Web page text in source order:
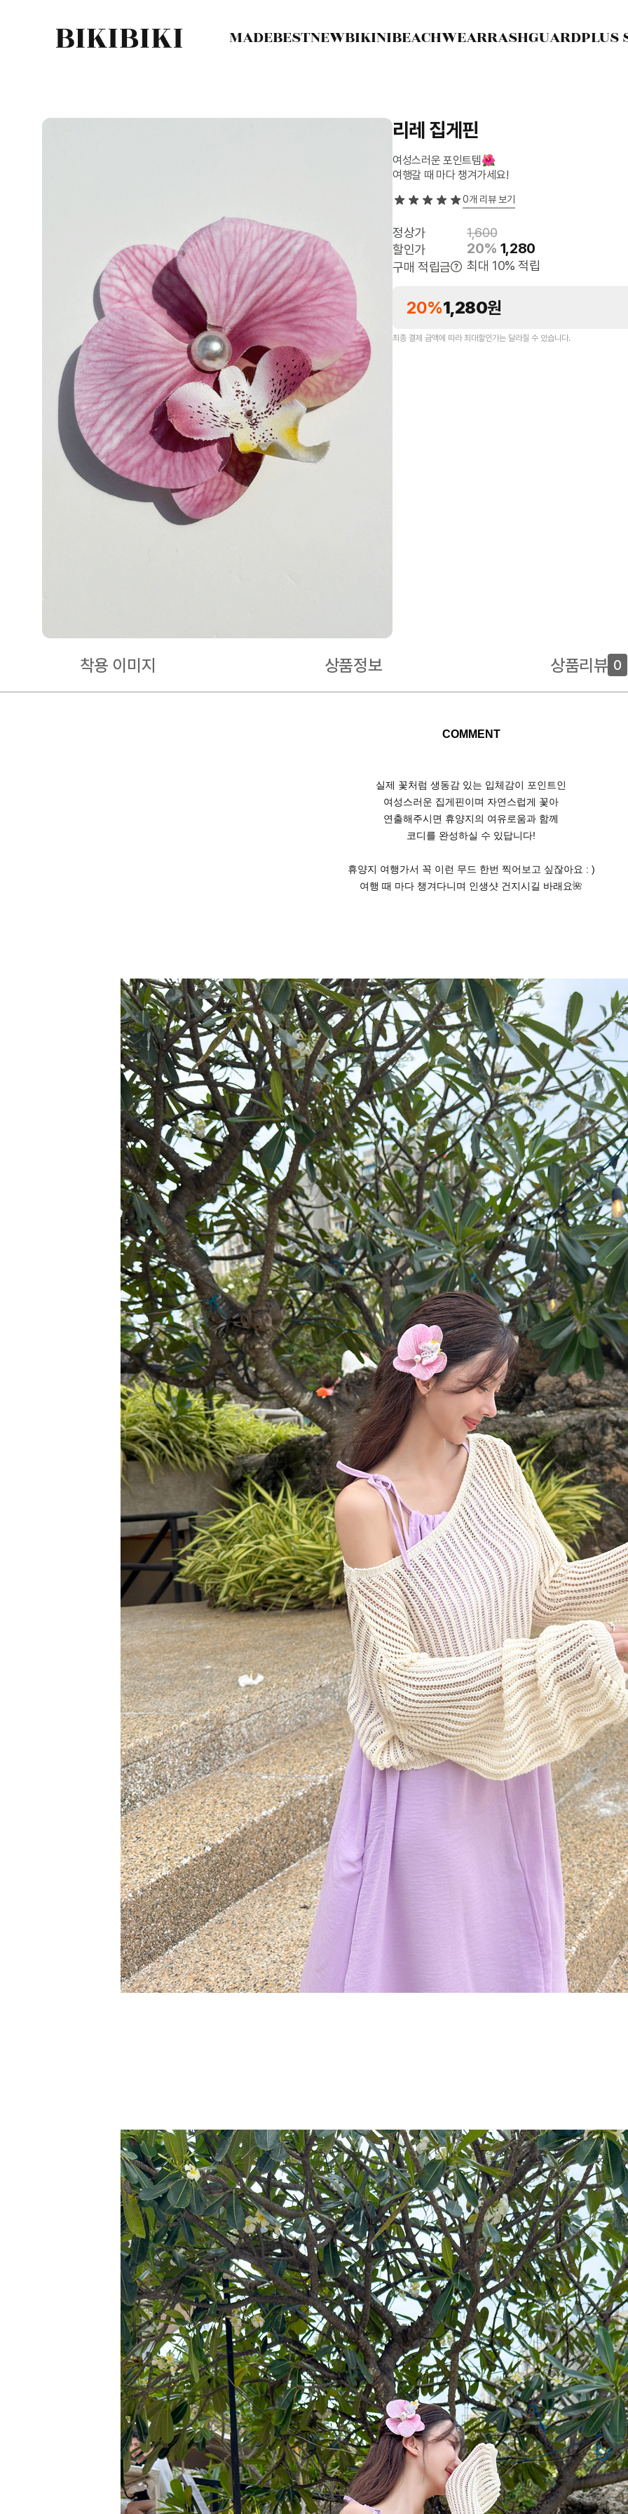
MADEBESTNEWBIKINIBEACHWEARRASHGUARDPLUS
리레 집게핀
여성스러운 포인트템🌺
여행갈 때 마다 챙겨가세요!
0개 리뷰 보기
20%1,280원
최종 결제 금액에 따라 최대할인가는 달라질 수 있습니다.
정상가
1,600
할인가
20% 1,280
구매 적립금 최대 10% 적립
착용 이미지 상품정보 상품리뷰 0
COMMENT
실제 꽃처럼 생동감 있는 입체감이 포인트인
여성스러운 집게핀이며 자연스럽게 꽃아
연출해주시면 휴양지의 여유로움과 함께
코디를 완성하실 수 있답니다!
휴양지 여행가서 꼭 이런 무드 한번 찍어보고 싶잖아요 : )
여행 때 마다 챙겨다니며 인생샷 건지시길 바래요🌺